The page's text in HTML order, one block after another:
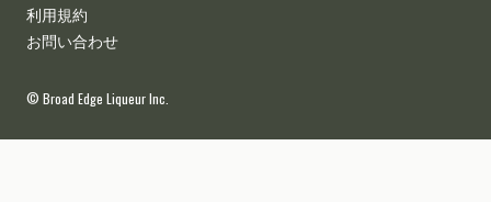
利用規約
お問い合わせ
© Broad Edge Liqueur Inc.